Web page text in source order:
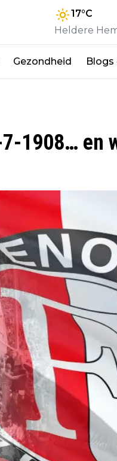
17°C
Heldere
Gezondheid Blogs
1908… en